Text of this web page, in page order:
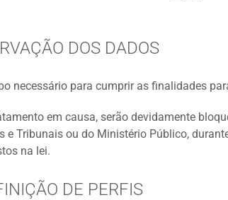
DOS DADOS
necessário para cumprir as finalidades
em causa, serão devidamente
Tribunais ou do Ministério Público,
na lei.
DE PERFIS